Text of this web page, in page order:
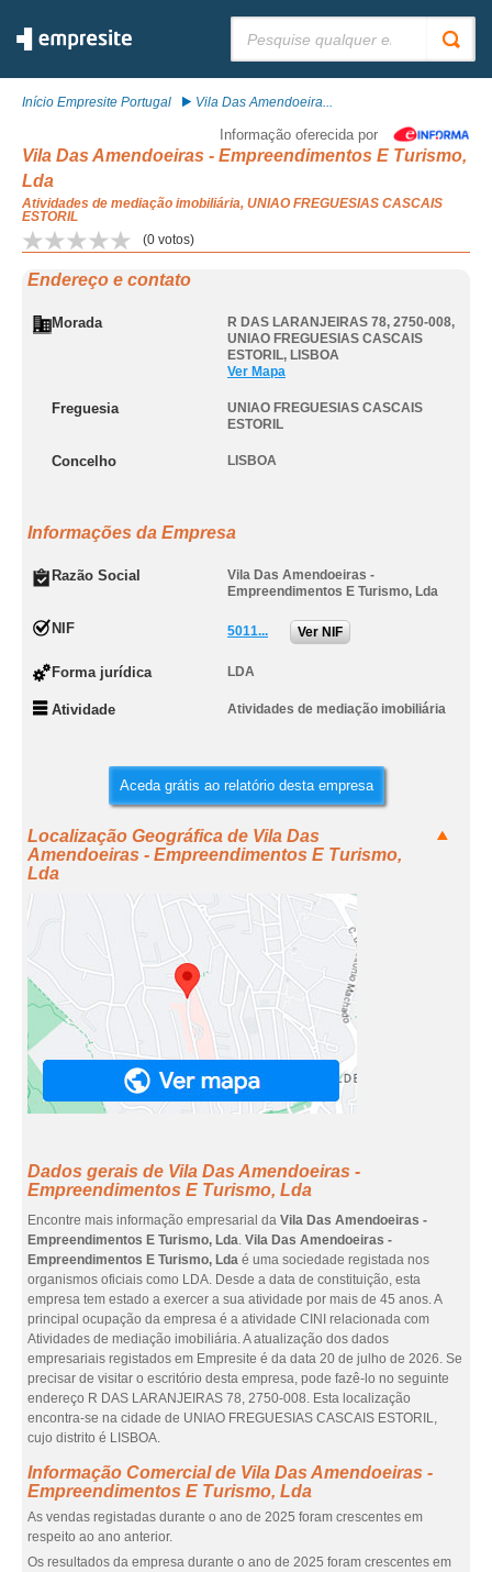
Início Empresite Portugal Vila Das Amendoeira...
Informação oferecida por
Vila Das Amendoeiras - Empreendimentos E Turismo,
Lda
Atividades de mediação imobiliária, UNIAO FREGUESIAS CASCAIS
ESTORIL
(0 votos)
Endereço e contato
Morada R DAS LARANJEIRAS 78, 2750-008,
UNIAO FREGUESIAS CASCAIS
ESTORIL, LISBOA
Ver Mapa
Freguesia
UNIAO FREGUESIAS CASCAIS
ESTORIL
Concelho LISBOA
Informações da Empresa
Razão Social
Vila Das Amendoeiras -
Empreendimentos E Turismo, Lda
NIF 5011... Ver NIF
Forma jurídica LDA
Atividade Atividades de mediação imobiliária
Aceda grátis ao relatório desta empresa
Localização Geográfica de Vila Das
Amendoeiras - Empreendimentos E Turismo,
Lda
Dados gerais de Vila Das Amendoeiras -
Empreendimentos E Turismo, Lda
Encontre mais informação empresarial da Vila Das Amendoeiras -
Empreendimentos E Turismo, Lda. Vila Das Amendoeiras -
Empreendimentos E Turismo, Lda é uma sociedade registada nos
organismos oficiais como LDA. Desde a data de constituição, esta
empresa tem estado a exercer a sua atividade por mais de 45 anos. A
principal ocupação da empresa é a atividade CINI relacionada com
Atividades de mediação imobiliária. A atualização dos dados
empresariais registados em Empresite é da data 20 de julho de 2026. Se
precisar de visitar o escritório desta empresa, pode fazê-lo no seguinte
endereço R DAS LARANJEIRAS 78, 2750-008. Esta localização
encontra-se na cidade de UNIAO FREGUESIAS CASCAIS ESTORIL,
cujo distrito é LISBOA.
Informação Comercial de Vila Das Amendoeiras -
Empreendimentos E Turismo, Lda
As vendas registadas durante o ano de 2025 foram crescentes em
respeito ao ano anterior.
Os resultados da empresa durante o ano de 2025 foram crescentes em